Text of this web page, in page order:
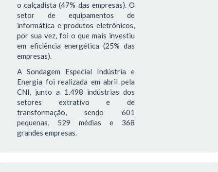
o calçadista (47% das empresas). O
setor de equipamentos de
informática e produtos eletrônicos,
por sua vez, foi o que mais investiu
em eficiência energética (25% das
empresas).
A Sondagem Especial Indústria e
Energia foi realizada em abril pela
CNI, junto a 1.498 indústrias dos
setores extrativo e de
transformação, sendo 601
pequenas, 529 médias e 368
grandes empresas.